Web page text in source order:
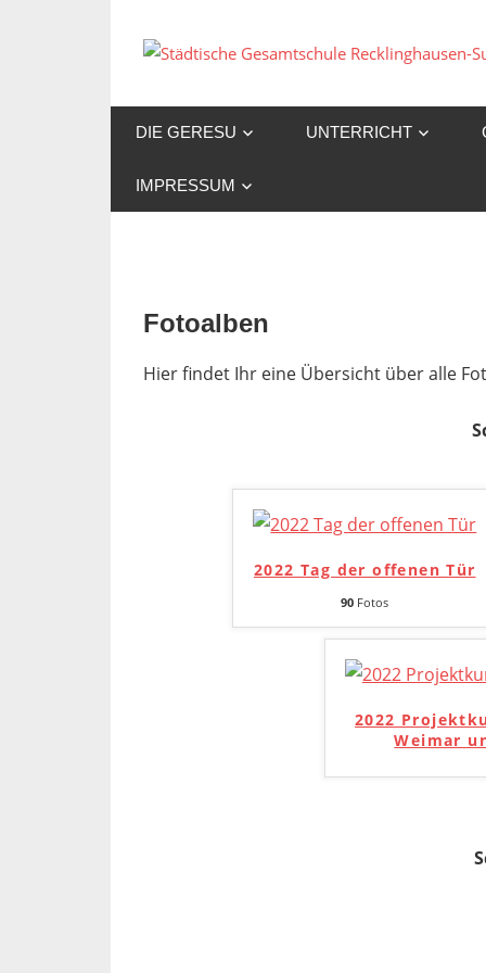
Inhalt
DIE GERESU UNTERRICHT
IMPRESSUM
Fotoalben
Hier findet Ihr eine Übersicht über alle
2022 Tag der offenen Tür
90 Fotos
2022
Weimar